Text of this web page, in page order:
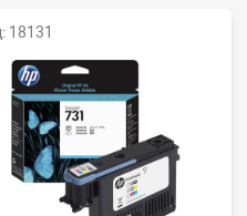
18131